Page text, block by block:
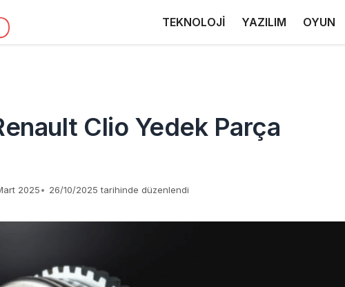
TEKNOLOJİ YAZILIM OYUN
Clio Yedek Parça
2025 26/10/2025 tarihinde düzenlendi